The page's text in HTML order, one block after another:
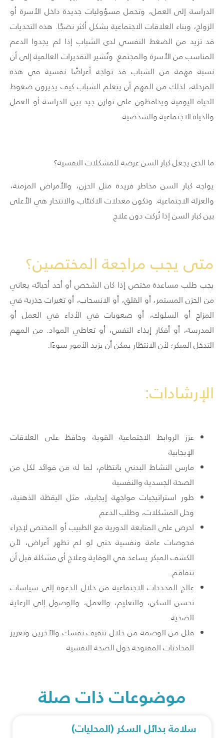
الدراسة إلى العمل، وتحمل مسؤوليات جديدة داخل الأسرة أو
الزواج، وبناء العلاقات الاجتماعية بشكل أكثر نضجًا. هذه التحديات
قد تزيد من الضغط النفسي لدى الشباب إذا لم يجدوا الدعم
المناسب من الأسرة والمجتمع. وتُشير التقديرات العالمية إلى أن
نسبة مهمة من الشباب قد تواجه أعراضًا نفسية في هذه
المرحلة، لذلك من المهم أن يتعلم الشباب كيف يديرون ضغوط
الحياة اليومية ويحافظون على توازن جيد بين الدراسة أو العمل
والحياة الاجتماعية والشخصية.
ما الذي يجعل كبار السن عرضة للمشكلات النفسية؟
يواجه كبار السن مخاطر فريدة مثل الحزن، والأمراض المزمنة،
والعزلة الاجتماعية. وتكون معدلات الاكتئاب والانتحار هي الأعلى
بين كبار السن إذا تُركت دون علاج
متى يجب مراجعة المختصين؟
يجب طلب مساعدة مختص إذا كان الشخص أو أحد أحبائه يعاني
من الحزن المستمر، أو القلق، أو الانسحاب، أو تغيرات جذرية في
المزاج أو السلوك، أو صعوبات في الأداء في العمل أو
المدرسة، أو أفكار إيذاء النفس، أو تعاطي المواد. من المهم
التدخل المبكر؛ لأن الانتظار يمكن أن يزيد الأمور سوءًا.
الإرشادات:
عزز الروابط الاجتماعية القوية وحافظ على العلاقات
الإيجابية
مارس النشاط البدني بانتظام، لما له من فوائد لكل من
الصحة الجسدية والنفسية
طور استراتيجيات مواجهة إيجابية، مثل اليقظة الذهنية،
وحل المشكلات، وطلب الدعم
احرص على المتابعة الدورية مع الطبيب أو المختص لإجراء
فحوصات عامة ونفسية حتى لو لم تظهر أعراض، لأن
الكشف المبكر يساعد في الوقاية وعلاج أي مشكلة قبل أن
تتفاقم.
عالج المحددات الاجتماعية من خلال الدعوة إلى سياسات
تحسن السكن، والتعليم، والعمل، والوصول إلى الرعاية
الصحية
قلل من الوصمة من خلال تثقيف نفسك والآخرين وتعزيز
المحادثات المفتوحة حول الصحة النفسية
موضوعات ذات صلة
سلامة بدائل السكر (المحليات)